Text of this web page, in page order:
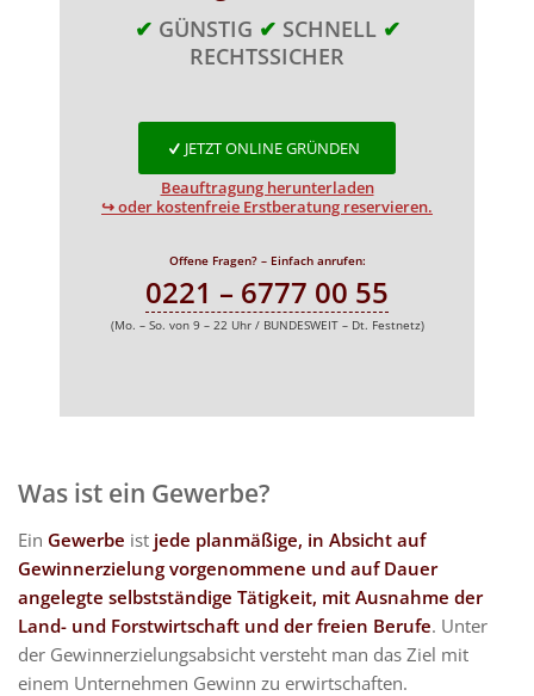
✔ GÜNSTIG ✔ SCHNELL ✔
RECHTSSICHER
JETZT ONLINE GRÜNDEN
Beauftragung herunterladen
↪ oder kostenfreie Erstberatung reservieren.
Offene Fragen? – Einfach anrufen:
0221 – 6777 00 55
(Mo. – So. von 9 – 22 Uhr / BUNDESWEIT – Dt. Festnetz)
Was ist ein Gewerbe?
Ein Gewerbe ist jede planmäßige, in Absicht auf
Gewinnerzielung vorgenommene und auf Dauer
angelegte selbstständige Tätigkeit, mit Ausnahme der
Land- und Forstwirtschaft und der freien Berufe. Unter
der Gewinnerzielungsabsicht versteht man das Ziel mit
einem Unternehmen Gewinn zu erwirtschaften.